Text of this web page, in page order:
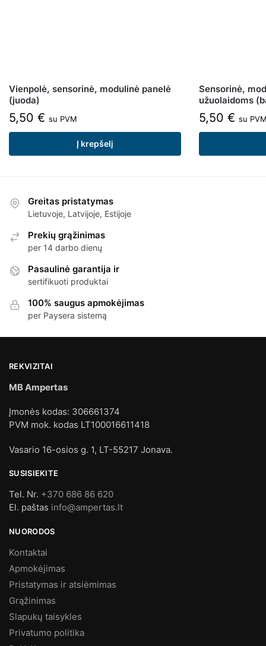
Vienpolė, sensorinė, modulinė panelė
(juoda)
5,50 € su PVM
Į krepšelį
Sensorinė,
užuolaidoms
5,50 € su
Greitas pristatymas
Lietuvoje, Latvijoje, Estijoje
Prekių grąžinimas
per 14 darbo dienų
Pasaulinė garantija ir
sertifikuoti produktai
100% saugus apmokėjimas
per Paysera sistemą
REKVIZITAI
MB Ampertas
Įmonės kodas: 306661374
PVM mok. kodas LT100016611418
Vasario 16-osios g. 1, LT-55217 Jonava.
SUSISIEKITE
Tel. Nr. +370 686 86 620
El. paštas info@ampertas.lt
NUORODOS
Kontaktai
Apmokėjimas
Pristatymas ir atsiėmimas
Grąžinimas
Slapukų taisykles
Privatumo politika